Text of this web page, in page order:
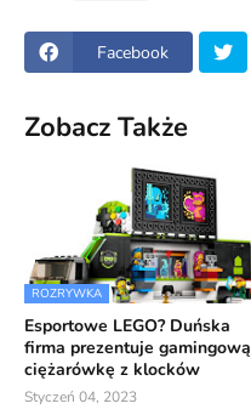
Facebook
Zobacz Także
ROZRYWKA
Esportowe LEGO? Duńska
firma prezentuje gamingową
ciężarówkę z klocków
Styczeń 04, 2023